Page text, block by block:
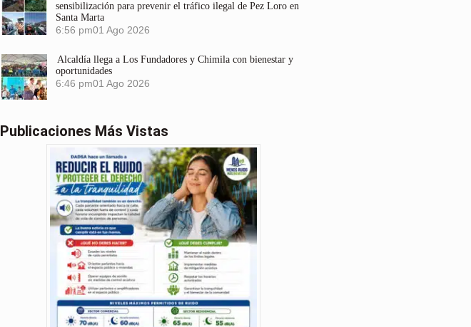
sensibilización para prevenir el tráfico ilegal de Pez Loro en
Santa Marta
6:56 pm01 Ago 2026
Alcaldía llega a Los Fundadores y Chimila con bienestar y
oportunidades
6:46 pm01 Ago 2026
Publicaciones Más Vistas